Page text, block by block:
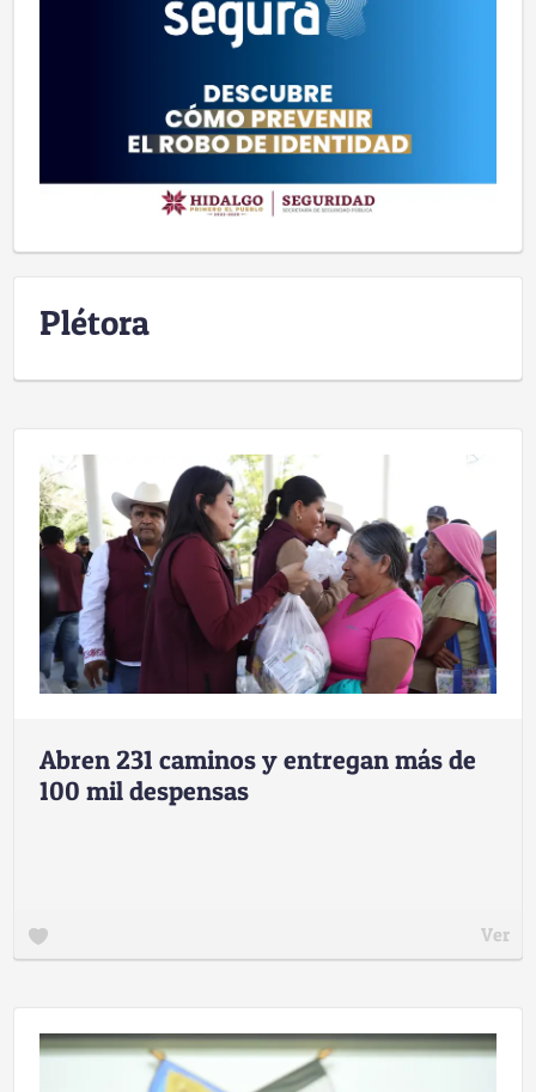
Plétora
Abren 231 caminos y entregan más de
100 mil despensas
Ver